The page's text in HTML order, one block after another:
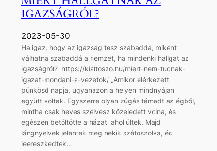
IGAZSÁGRÓL?
2023-05-30
Ha igaz, hogy az igazság tesz szabaddá, miként
válhatna szabaddá a nemzet, ha mindenki hallgat az
igazságról? https://kialtoszo.hu/miert-nem-tudnak-
igazat-mondani-a-vezetok/ „Amikor elérkezett
pünkösd napja, ugyanazon a helyen mindnyájan
együtt voltak. Egyszerre olyan zúgás támadt az égből,
mintha csak heves szélvész közeledett volna, és
egészen betöltötte a házat, ahol ültek. Majd
lángnyelvek jelentek meg nekik szétoszolva, és
leereszkedtek…